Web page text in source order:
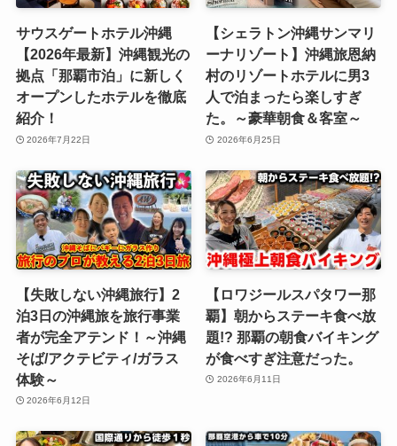
サウスゲートホテル沖縄
【2026年最新】沖縄観光の
拠点「那覇市泊」に新しく
オープンしたホテルを徹底
紹介！
2026年7月22日
【シェラトン沖縄サンマリ
ーナリゾート】沖縄旅恩納
村のリゾートホテルに男3
人で泊まったら楽しすぎ
た。～豪華朝食＆客室～
2026年6月25日
【失敗しない沖縄旅行】2
泊3日の沖縄旅を旅行事業
者が完全アテンド！～沖縄
そば/アクテビティ/ガラス
体験～
2026年6月12日
【ロワジールスパタワー那
覇】朝からステーキ食べ放
題!? 那覇の朝食バイキング
が食べすぎ注意だった。
2026年6月11日